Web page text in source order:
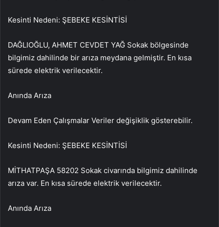
Kesinti Nedeni: ŞEBEKE KESİNTİSİ
DAĞLIOĞLU, AHMET CEVDET YAĞ Sokak bölgesinde
bilgimiz dahilinde bir arıza meydana gelmiştir. En kısa
sürede elektrik verilecektir.
Anında Arıza
Devam Eden Çalışmalar Veriler değişiklik gösterebilir.
Kesinti Nedeni: ŞEBEKE KESİNTİSİ
MİTHATPAŞA 58202 Sokak civarında bilgimiz dahilinde
arıza var. En kısa sürede elektrik verilecektir.
Anında Arıza